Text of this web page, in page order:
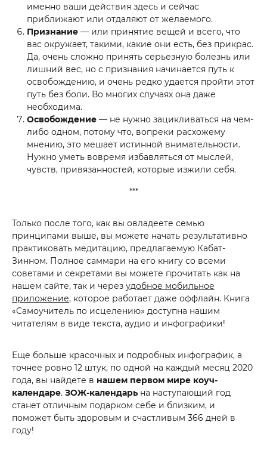
именно ваши действия здесь и сейчас
приближают или отдаляют от желаемого.
Признание — или принятие вещей и всего, что
вас окружает, такими, какие они есть, без прикрас.
Да, очень сложно принять серьезную болезнь или
лишний вес, но с признания начинается путь к
освобождению, и очень редко удается пройти этот
путь без боли. Во многих случаях она даже
необходима.
Освобождение — не нужно зацикливаться на чем-
либо одном, потому что, вопреки расхожему
мнению, это мешает истинной внимательности.
Нужно уметь вовремя избавляться от мыслей,
чувств, привязанностей, которые изжили себя.
***
Только после того, как вы овладеете семью
принципами выше, вы можете начать результативно
практиковать медитацию, предлагаемую Кабат-
Зинном. Полное саммари на его книгу со всеми
советами и секретами вы можете прочитать как на
нашем сайте, так и через удобное мобильное
приложение, которое работает даже оффлайн. Книга
«Самоучитель по исцелению» доступна нашим
читателям в виде текста, аудио и инфографики!
Еще больше красочных и подробных инфографик, а
точнее ровно 12 штук, по одной на каждый месяц 2020
года, вы найдете в нашем первом мире коуч-
календаре. ЗОЖ-календарь на наступающий год
станет отличным подарком себе и близким, и
поможет быть здоровым и счастливым 366 дней в
году!